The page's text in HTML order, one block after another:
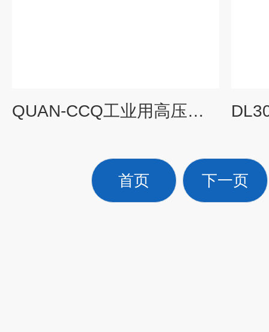
QUAN-CCQ工业用高压大吸力除尘器
首页 下一页